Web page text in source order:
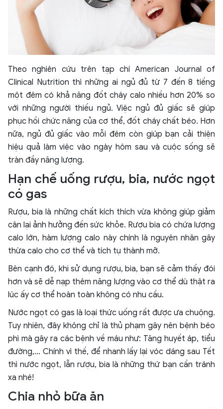
Theo nghiên cứu trên tạp chí American Journal of
Clinical Nutrition thì những ai ngủ đủ từ 7 đến 8 tiếng
một đêm có khả năng đốt cháy calo nhiều hơn 20% so
với những người thiếu ngủ. Việc ngủ đủ giấc sẽ giúp
phục hồi chức năng của cơ thể, đốt cháy chất béo. Hơn
nữa, ngủ đủ giấc vào mỗi đêm còn giúp bạn cải thiện
hiệu quả làm việc vào ngày hôm sau và cuộc sống sẽ
tràn đầy năng lượng.
Hạn chế uống rượu, bia, nước ngọt
có gas
Rượu, bia là những chất kích thích vừa không giúp giảm
cân lại ảnh hưởng đến sức khỏe. Rượu bia có chứa lượng
calo lớn, hàm lượng calo này chính là nguyên nhân gây
thừa calo cho cơ thể và tích tụ thành mỡ.
Bên cạnh đó, khi sử dụng rượu, bia, bạn sẽ cảm thấy đói
hơn và sẽ dễ nạp thêm năng lượng vào cơ thể dù thật ra
lúc ấy cơ thể hoàn toàn không có nhu cầu.
Nước ngọt có gas là loại thức uống rất được ưa chuộng.
Tuy nhiên, đây không chỉ là thủ phạm gây nên bệnh béo
phì mà gây ra các bệnh về máu như: Tăng huyết áp, tiểu
đường,... Chính vì thế, để nhanh lấy lại vóc dáng sau Tết
thì nước ngọt, lẫn rượu, bia là những thứ bạn cần tránh
xa nhé!
Chia nhỏ bữa ăn